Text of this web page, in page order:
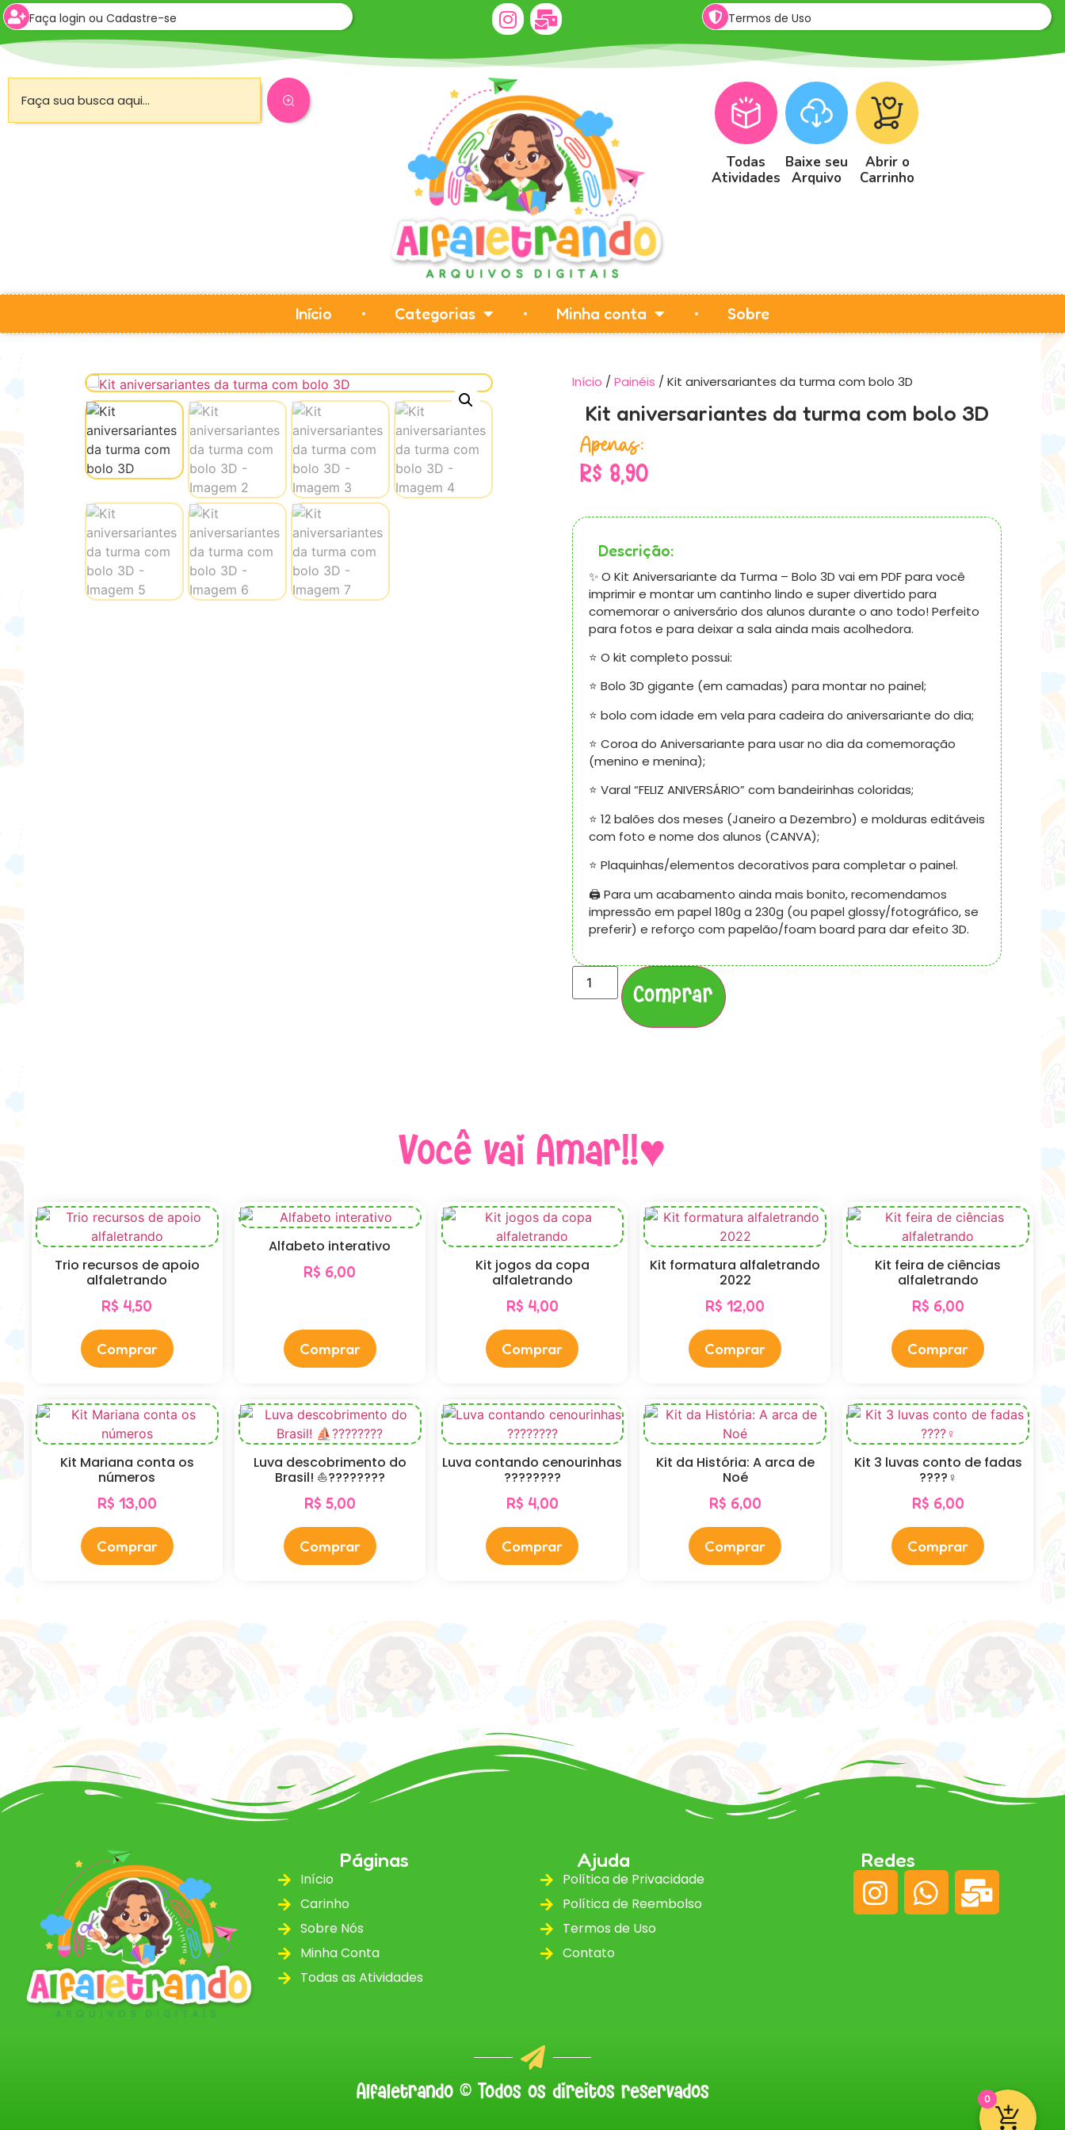
Faça login ou Cadastre-se Termos de Uso
Todas
Atividades
Baixe seu
Arquivo
Abrir o
Carrinho
Início Categorias Minha conta Sobre
Início / Painéis / Kit aniversariantes da turma com bolo 3D
Kit aniversariantes da turma com bolo 3D
Apenas:
R$ 8,90
Descrição:
✨ O Kit Aniversariante da Turma – Bolo 3D vai em PDF para você
imprimir e montar um cantinho lindo e super divertido para
comemorar o aniversário dos alunos durante o ano todo! Perfeito
para fotos e para deixar a sala ainda mais acolhedora.
⭐ O kit completo possui:
⭐ Bolo 3D gigante (em camadas) para montar no painel;
⭐ bolo com idade em vela para cadeira do aniversariante do dia;
⭐ Coroa do Aniversariante para usar no dia da comemoração
(menino e menina);
⭐ Varal “FELIZ ANIVERSÁRIO” com bandeirinhas coloridas;
⭐ 12 balões dos meses (Janeiro a Dezembro) e molduras editáveis
com foto e nome dos alunos (CANVA);
⭐ Plaquinhas/elementos decorativos para completar o painel.
🖨️ Para um acabamento ainda mais bonito, recomendamos
impressão em papel 180g a 230g (ou papel glossy/fotográfico, se
preferir) e reforço com papelão/foam board para dar efeito 3D.
Comprar
Você vai Amar!!♥
Trio recursos de apoio
alfaletrando
R$ 4,50
Comprar
Alfabeto interativo
R$ 6,00
Comprar
Kit jogos da copa
alfaletrando
R$ 4,00
Comprar
Kit formatura alfaletrando
2022
R$ 12,00
Comprar
Kit feira de ciências
alfaletrando
R$ 6,00
Comprar
Kit Mariana conta os
números
R$ 13,00
Comprar
Luva descobrimento do
Brasil! ⛵️????????
R$ 5,00
Comprar
Luva contando cenourinhas
????????
R$ 4,00
Comprar
Kit da História: A arca de
Noé
R$ 6,00
Comprar
Kit 3 luvas conto de fadas
????‍♀️
R$ 6,00
Comprar
Páginas
Início
Carinho
Sobre Nós
Minha Conta
Todas as Atividades
Ajuda
Política de Privacidade
Política de Reembolso
Termos de Uso
Contato
Redes
Alfaletrando © Todos os direitos reservados 0